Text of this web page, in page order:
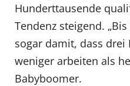
Hunderttausende
Tendenz steigend.
sogar damit, dass
weniger arbeiten als
Babyboomer.